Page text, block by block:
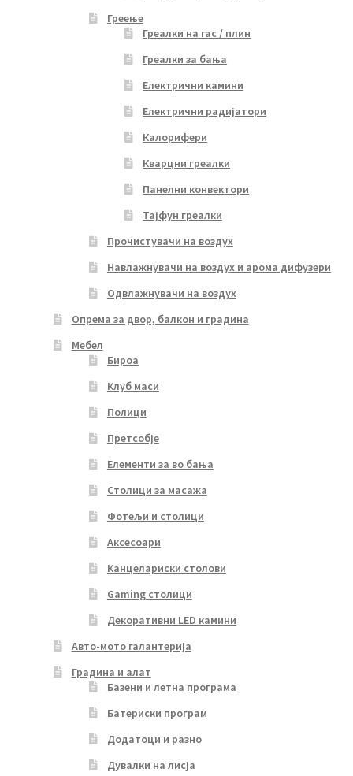
Греење
Греалки на гас / плин
Греалки за бања
Електрични камини
Електрични радијатори
Калорифери
Кварцни греалки
Панелни конвектори
Тајфун греалки
Прочистувачи на воздух
Навлажнувачи на воздух и арома дифузери
Одвлажнувачи на воздух
Опрема за двор, балкон и градина
Мебел
Бироа
Клуб маси
Полици
Претсобје
Елементи за во бања
Столици за масажа
Фотељи и столици
Аксесоари
Канцелариски столови
Gaming столици
Декоративни LED камини
Авто-мото галантерија
Градина и алат
Базени и летна програма
Батериски програм
Додатоци и разно
Дувалки на лисја